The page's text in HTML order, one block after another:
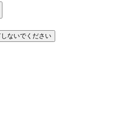
ないでください